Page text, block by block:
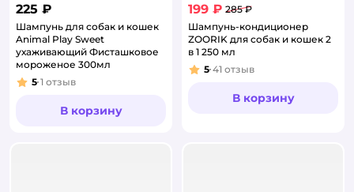
225 ₽
Шампунь для собак и кошек
Animal Play Sweet
ухаживающий Фисташковое
мороженое 300мл
Рейтинг:
5 1 отзыв
В корзину
199 ₽ 285 ₽
Шампунь-кондиционер
ZOORIK для собак и кошек 2
в 1 250 мл
Рейтинг:
5 41 отзыв
В корзину